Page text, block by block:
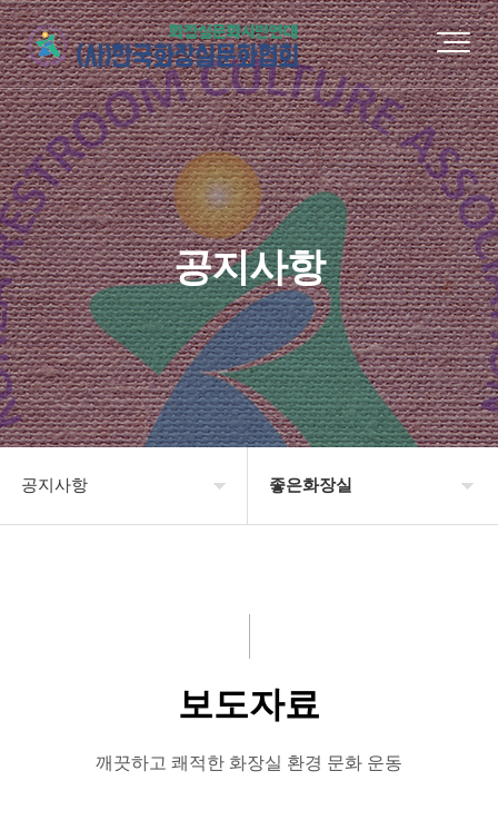
공지사항
공지사항 좋은화장실
미운화장실
시민이뽑은Best&Worst
보도자료
깨끗하고 쾌적한 화장실 환경 문화 운동